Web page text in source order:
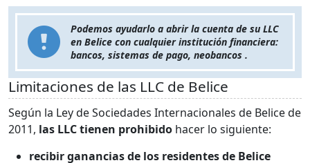
Podemos ayudarlo a abrir la cuenta de su LLC
en Belice con cualquier institución financiera:
bancos, sistemas de pago, neobancos .
Limitaciones de las LLC de Belice
Según la Ley de Sociedades Internacionales de Belice de
2011, las LLC tienen prohibido hacer lo siguiente:
recibir ganancias de los residentes de Belice